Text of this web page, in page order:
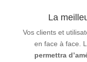
La
Vos clients et
en face à face.
permettra